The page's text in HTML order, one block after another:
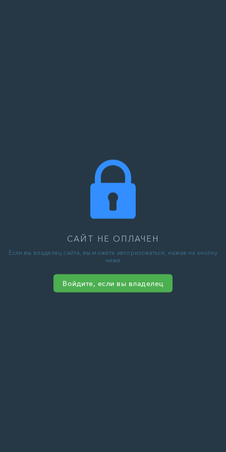
САЙТ НЕ ОПЛАЧЕН
Если вы владелец сайта, вы можете авторизоваться, нажав на кнопку
ниже
Войдите, если вы владелец